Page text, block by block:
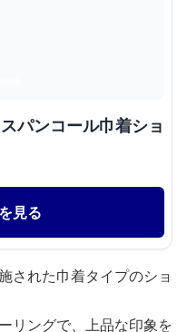
パンコール巾着ショ
見る
された巾着タイプのショ
リングで、上品な印象を